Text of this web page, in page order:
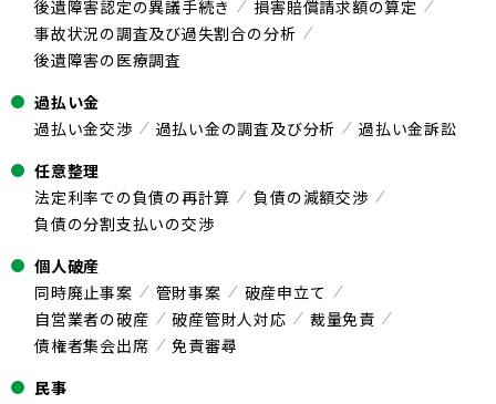
後遺障害認定の異議手続き
損害賠償請求額の算定
事故状況の調査及び過失割合の分析
後遺障害の医療調査
過払い金
過払い金交渉
過払い金の調査及び分析
過払い金訴訟
任意整理
法定利率での負債の再計算
負債の減額交渉
負債の分割支払いの交渉
個人破産
同時廃止事案
管財事案
破産申立て
自営業者の破産
破産管財人対応
裁量免責
債権者集会出席
免責審尋
民事